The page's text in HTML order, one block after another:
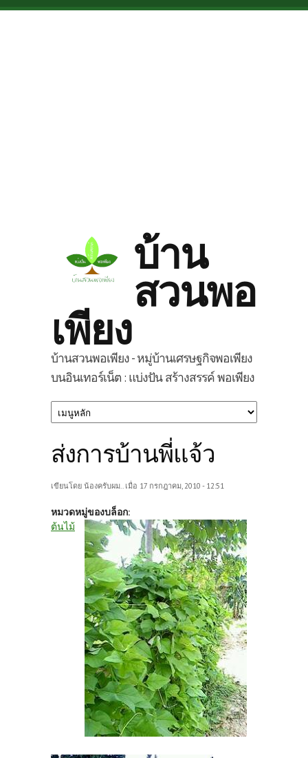
Skip to main content
บ้าน
สวนพอ
เพียง
บ้านสวนพอเพียง - หมู่บ้านเศรษฐกิจพอเพียง
บนอินเทอร์เน็ต : แบ่งปัน สร้างสรรค์ พอเพียง
ส่งการบ้านพี่แจ้ว
เขียนโดย น้องครับผม..เมื่อ 17 กรกฎาคม, 2010 - 12:51
หมวดหมู่ของบล็อก:
ต้นไม้